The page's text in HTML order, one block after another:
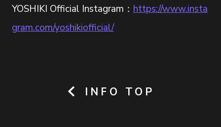
YOSHIKI Official Instagram： https://www.insta
gram.com/yoshikiofficial/
INFO TOP